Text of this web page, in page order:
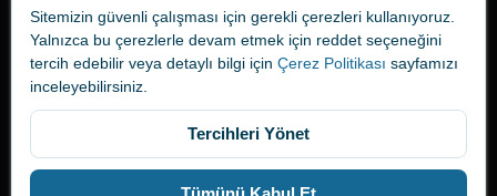
tercume724.com bir ONAT Tercüme markasıdır.
Sitemizin güvenli çalışması için gerekli çerezleri kullanıyoruz.
Yalnızca bu çerezlerle devam etmek için reddet seçeneğini
tercih edebilir veya detaylı bilgi için Çerez Politikası sayfamızı
inceleyebilirsiniz.
Tercihleri Yönet